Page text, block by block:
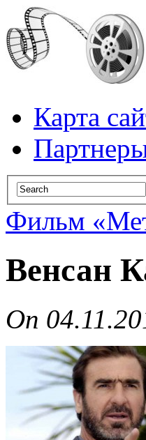
Карта
Фильм
Венсан
On